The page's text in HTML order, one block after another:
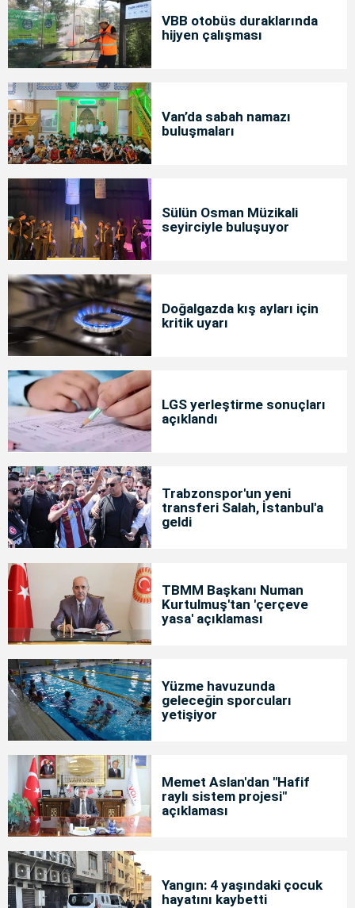
VBB otobüs duraklarında
hijyen çalışması
Van’da sabah namazı
buluşmaları
Sülün Osman Müzikali
seyirciyle buluşuyor
Doğalgazda kış ayları için
kritik uyarı
LGS yerleştirme sonuçları
açıklandı
Trabzonspor'un yeni
transferi Salah, İstanbul'a
geldi
TBMM Başkanı Numan
Kurtulmuş'tan 'çerçeve
yasa' açıklaması
Yüzme havuzunda
geleceğin sporcuları
yetişiyor
Memet Aslan'dan "Hafif
raylı sistem projesi"
açıklaması
Yangın: 4 yaşındaki çocuk
hayatını kaybetti